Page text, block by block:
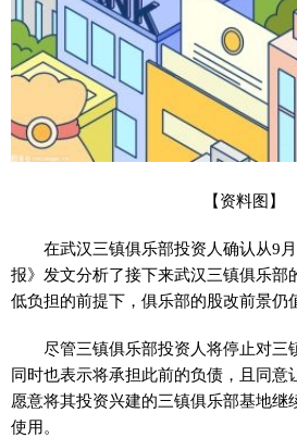
【资料图】
在武汉三镇俱乐部投资人确认从9
报》发文分析了接下来武汉三镇俱乐部
低负担的前提下，俱乐部的股改前景仍
尽管三镇俱乐部投资人将停止对三
同时也表示将承担此前的负债，且同意
愿意将其投资兴建的三镇俱乐部基地继
使用。